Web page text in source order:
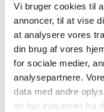
Vi bruger cookies til
annoncer, til at vise
at analysere vores
din brug af vores
for sociale medier,
analysepartnere.
data med andre
de har indsamlet fra
Dansk Varmblods